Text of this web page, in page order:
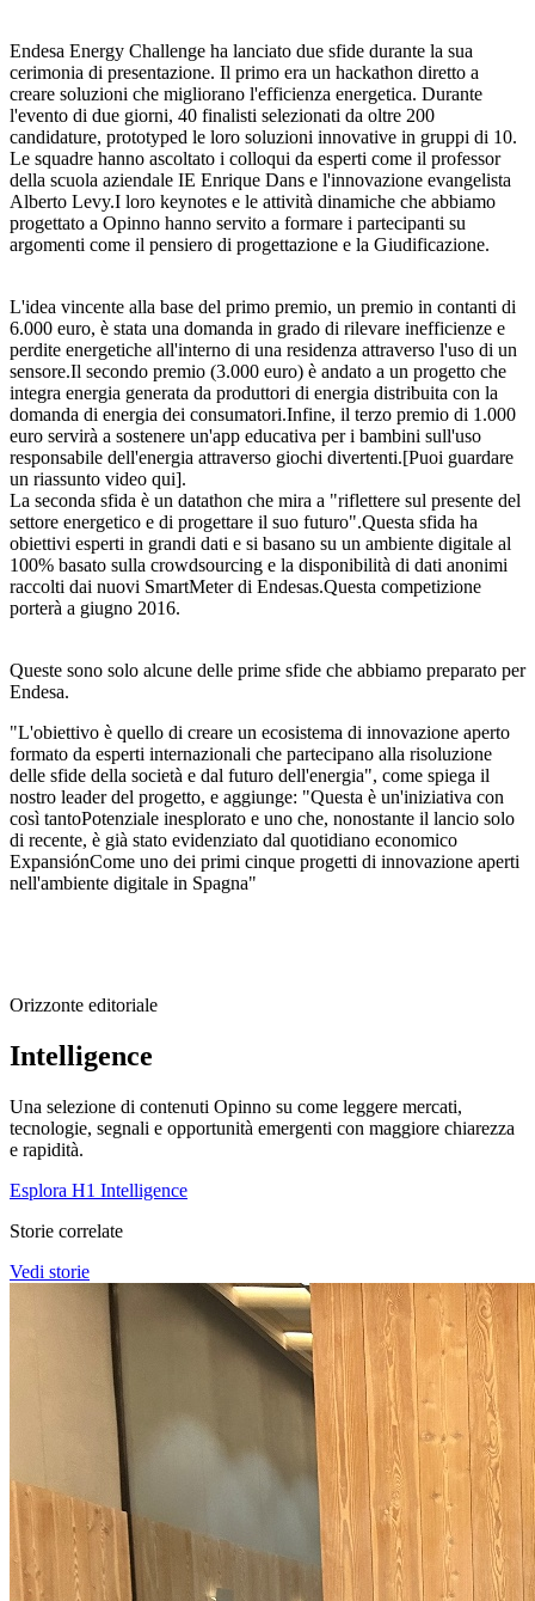
Endesa Energy Challenge ha lanciato due sfide durante la sua
cerimonia di presentazione. Il primo era un hackathon diretto a
creare soluzioni che migliorano l'efficienza energetica. Durante
l'evento di due giorni, 40 finalisti selezionati da oltre 200
candidature, prototyped le loro soluzioni innovative in gruppi di 10.
Le squadre hanno ascoltato i colloqui da esperti come il professor
della scuola aziendale IE Enrique Dans e l'innovazione evangelista
Alberto Levy.I loro keynotes e le attività dinamiche che abbiamo
progettato a Opinno hanno servito a formare i partecipanti su
argomenti come il pensiero di progettazione e la Giudificazione.
L'idea vincente alla base del primo premio, un premio in contanti di
6.000 euro, è stata una domanda in grado di rilevare inefficienze e
perdite energetiche all'interno di una residenza attraverso l'uso di un
sensore.Il secondo premio (3.000 euro) è andato a un progetto che
integra energia generata da produttori di energia distribuita con la
domanda di energia dei consumatori.Infine, il terzo premio di 1.000
euro servirà a sostenere un'app educativa per i bambini sull'uso
responsabile dell'energia attraverso giochi divertenti.[Puoi guardare
un riassunto video qui].
La seconda sfida è un datathon che mira a "riflettere sul presente del
settore energetico e di progettare il suo futuro".Questa sfida ha
obiettivi esperti in grandi dati e si basano su un ambiente digitale al
100% basato sulla crowdsourcing e la disponibilità di dati anonimi
raccolti dai nuovi SmartMeter di Endesas.Questa competizione
porterà a giugno 2016.
Queste sono solo alcune delle prime sfide che abbiamo preparato per
Endesa.
"L'obiettivo è quello di creare un ecosistema di innovazione aperto
formato da esperti internazionali che partecipano alla risoluzione
delle sfide della società e dal futuro dell'energia", come spiega il
nostro leader del progetto, e aggiunge: "Questa è un'iniziativa con
così tantoPotenziale inesplorato e uno che, nonostante il lancio solo
di recente, è già stato evidenziato dal quotidiano economico
ExpansiónCome uno dei primi cinque progetti di innovazione aperti
nell'ambiente digitale in Spagna"
Orizzonte editoriale
Intelligence
Una selezione di contenuti Opinno su come leggere mercati,
tecnologie, segnali e opportunità emergenti con maggiore chiarezza
e rapidità.
Esplora H1 Intelligence
Storie correlate
Vedi storie